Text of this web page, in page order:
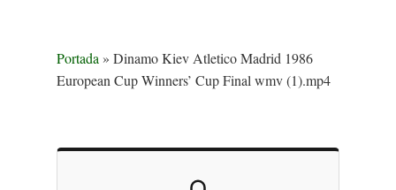
Portada » Dinamo Kiev Atletico Madrid 1986
European Cup Winners’ Cup Final wmv (1).mp4